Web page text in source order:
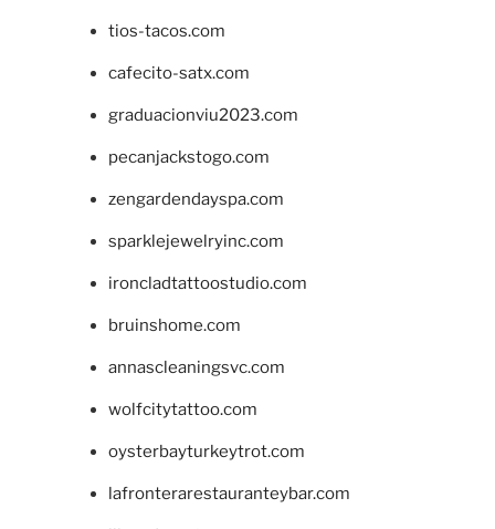
tios-tacos.com
cafecito-satx.com
graduacionviu2023.com
pecanjackstogo.com
zengardendayspa.com
sparklejewelryinc.com
ironcladtattoostudio.com
bruinshome.com
annascleaningsvc.com
wolfcitytattoo.com
oysterbayturkeytrot.com
lafronterarestauranteybar.com